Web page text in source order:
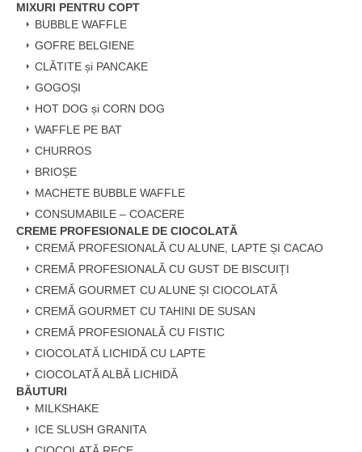
MIXURI PENTRU COPT
BUBBLE WAFFLE
GOFRE BELGIENE
CLĂTITE și PANCAKE
GOGOȘI
HOT DOG și CORN DOG
WAFFLE PE BAT
CHURROS
BRIOȘE
MACHETE BUBBLE WAFFLE
CONSUMABILE – COACERE
CREME PROFESIONALE DE CIOCOLATĂ
CREMĂ PROFESIONALĂ CU ALUNE, LAPTE ȘI CACAO
CREMĂ PROFESIONALĂ CU GUST DE BISCUIȚI
CREMĂ GOURMET CU ALUNE ȘI CIOCOLATĂ
CREMĂ GOURMET CU TAHINI DE SUSAN
CREMĂ PROFESIONALĂ CU FISTIC
CIOCOLATĂ LICHIDĂ CU LAPTE
CIOCOLATĂ ALBĂ LICHIDĂ
BĂUTURI
MILKSHAKE
ICE SLUSH GRANITA